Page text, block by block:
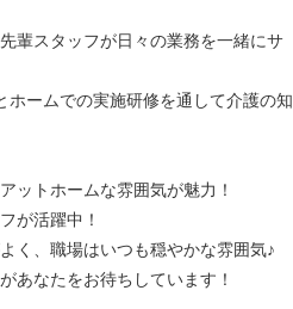
輩スタッフが日々の業務を一緒にサ
ホームでの実施研修を通して介護の知
ットホームな雰囲気が魅力！
が活躍中！
く、職場はいつも穏やかな雰囲気♪
あなたをお待ちしています！